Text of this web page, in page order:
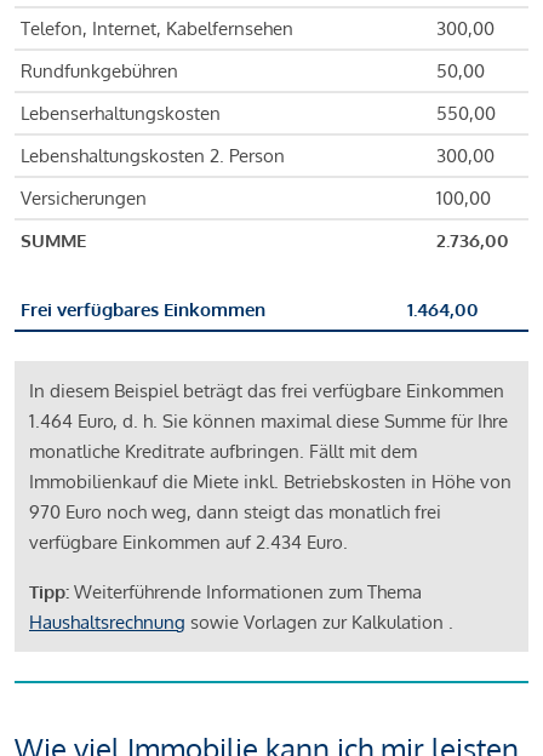
Telefon, Internet, Kabelfernsehen
300,00
Rundfunkgebühren
50,00
Lebenserhaltungskosten
550,00
Lebenshaltungskosten 2. Person
300,00
Versicherungen
100,00
SUMME
2.736,00
Frei verfügbares Einkommen 1.464,00
In diesem Beispiel beträgt das frei verfügbare Einkommen
1.464 Euro, d. h. Sie können maximal diese Summe für Ihre
monatliche Kreditrate aufbringen. Fällt mit dem
Immobilienkauf die Miete inkl. Betriebskosten in Höhe von
970 Euro noch weg, dann steigt das monatlich frei
verfügbare Einkommen auf 2.434 Euro.
Tipp: Weiterführende Informationen zum Thema
Haushaltsrechnung sowie Vorlagen zur Kalkulation .